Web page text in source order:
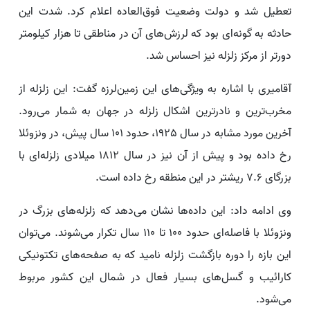
تعطیل شد و دولت وضعیت فوق‌العاده اعلام کرد. شدت این
حادثه به گونه‌ای بود که لرزش‌های آن در مناطقی تا هزار کیلومتر
دورتر از مرکز زلزله نیز احساس شد.
آقامیری با اشاره به ویژگی‌های این زمین‌لرزه گفت: این زلزله از
مخرب‌ترین و نادرترین اشکال زلزله در جهان به شمار می‌رود.
آخرین مورد مشابه در سال 1925، حدود 101 سال پیش، در ونزوئلا
رخ داده بود و پیش از آن نیز در سال 1812 میلادی زلزله‌ای با
بزرگای 7.6 ریشتر در این منطقه رخ داده است.
وی ادامه داد: این داده‌ها نشان می‌دهد که زلزله‌های بزرگ در
ونزوئلا با فاصله‌ای حدود 100 تا 110 سال تکرار می‌شوند. می‌توان
این بازه را دوره بازگشت زلزله نامید که به صفحه‌های تکتونیکی
کارائیب و گسل‌های بسیار فعال در شمال این کشور مربوط
می‌شود.